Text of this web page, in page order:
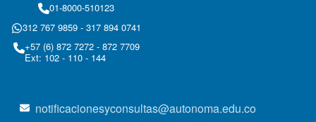
01-8000-510123
312 767 9859 - 317 894 0741
+57 (6) 872 7272 - 872 7709
Ext: 102 - 110 - 144
notificacionesyconsultas@autonoma.edu.co